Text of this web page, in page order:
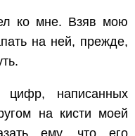
ко мне. Взяв мою
на ней, прежде,
написанных
на кисти моей